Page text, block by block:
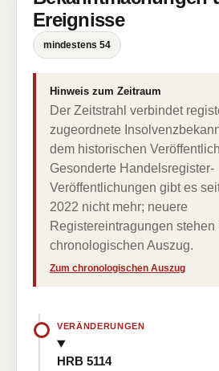
Ereignisse
mindestens 54
Hinweis zum Zeitraum
Der Zeitstrahl verbindet
zugeordnete
dem historischen
Gesonderte Handelsregister-
Veröffentlichungen gibt es
2022 nicht mehr; neuere
Registereintragungen stehen
chronologischen Auszug.
Zum chronologischen Auszug
VERÄNDERUNGEN
HRB 5114